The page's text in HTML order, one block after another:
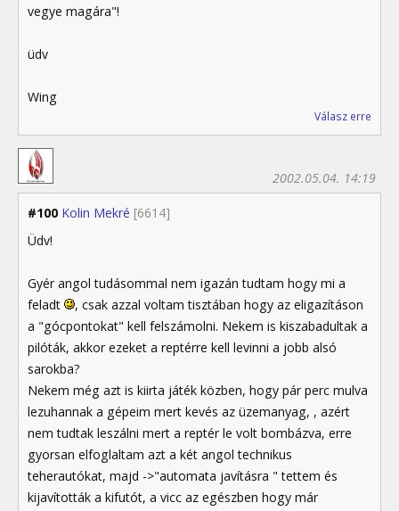
vegye magára"!
üdv
Wing
Válasz erre
#100 Kolin Mekré [6614]
2002.05.04. 14:19
Üdv!
Gyér angol tudásommal nem igazán tudtam hogy mi a
feladt
, csak azzal voltam tisztában hogy az eligazításon
a "gócpontokat" kell felszámolni. Nekem is kiszabadultak a
pilóták, akkor ezeket a reptérre kell levinni a jobb alsó
sarokba?
Nekem még azt is kiirta játék közben, hogy pár perc mulva
lezuhannak a gépeim mert kevés az üzemanyag, , azért
nem tudtak leszálni mert a reptér le volt bombázva, erre
gyorsan elfoglaltam azt a két angol technikus
teherautókat, majd ->"automata javításra " tettem és
kijavították a kifutót, a vicc az egészben hogy már